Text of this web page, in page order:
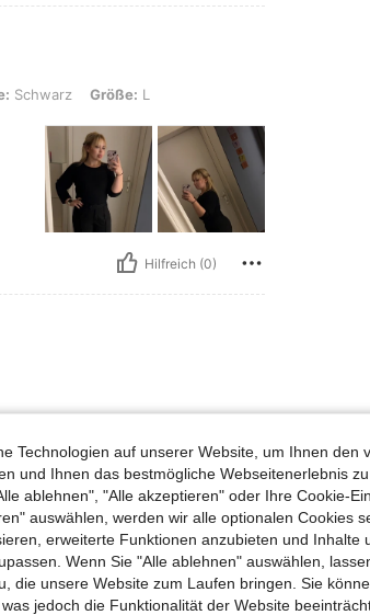
L
Schwarz Größe: L
Hilfreich (0)
Hilfreich (0)
Technologien auf unserer Website, um Ihnen den
und Ihnen das bestmögliche Webseitenerlebnis
ablehnen", "Alle akzeptieren" oder Ihre Cookie-
auswählen, werden wir alle optionalen Cookies
erweiterte Funktionen anzubieten und Inhalte
Wenn Sie "Alle ablehnen" auswählen,
die unsere Website zum Laufen bringen. Sie
jedoch die Funktionalität der Website